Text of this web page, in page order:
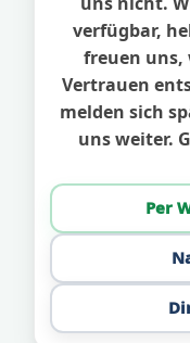
verfügbar,
freuen uns,
Vertrauen
melden sich
uns weiter.
Per